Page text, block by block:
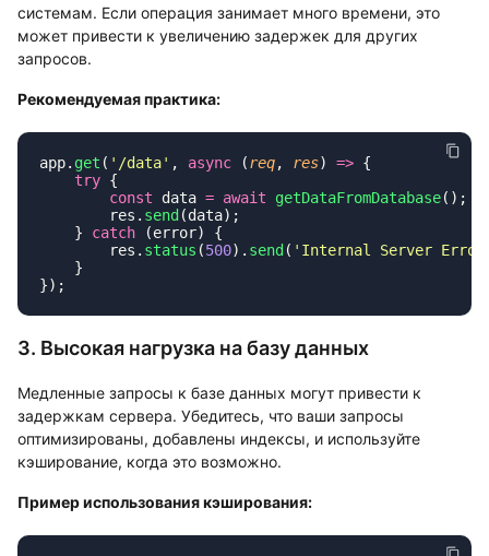
системам. Если операция занимает много времени, это
может привести к увеличению задержек для других
запросов.
Рекомендуемая практика:
app. get ( ' /data' , async (req, res) =>
    try
        const
data = await getDataFromDatabase();
        res.
send
    }
catch
        res.
status (500). send ( ' Internal Server Error
3. Высокая нагрузка на базу данных
Медленные запросы к базе данных могут привести к
задержкам сервера. Убедитесь, что ваши запросы
оптимизированы, добавлены индексы, и используйте
кэширование, когда это возможно.
Пример использования кэширования: